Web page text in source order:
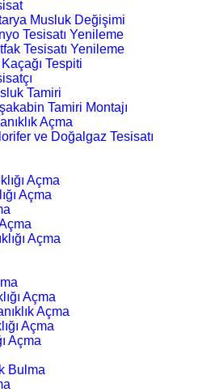
Musluk Değişimi
Tesisatı Yenileme
Tesisatı Yenileme
Tespiti
Tamiri
Tamiri Montajı
Açma
ve Doğalgaz Tesisatı
Açma
Açma
Açma
Açma
Açma
Açma
Açma
Bulma